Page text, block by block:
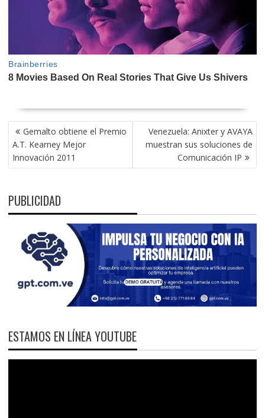
NAVEGACIÓN
DE
ENTRADAS
Gemalto obtiene el Premio
A.T. Kearney Mejor
Innovación 2011
Venezuela: Anixter y AVAYA
muestran sus soluciones de
Comunicación IP
PUBLICIDAD
ESTAMOS EN LÍNEA YOUTUBE